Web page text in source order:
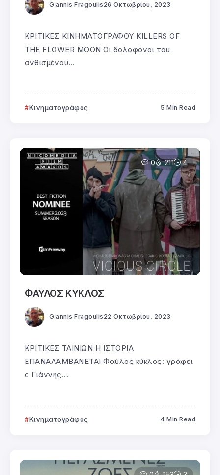
Giannis Fragoulis 26 Οκτωβρίου, 2023
ΚΡΙΤΙΚΕΣ ΚΙΝΗΜΑΤΟΓΡΑΦΟΥ KILLERS OF
THE FLOWER MOON Οι δολοφόνοι του
ανθισμένου...
Κινηματογράφος 5 Min Read
0 211 4
ΦΑΥΛΟΣ ΚΥΚΛΟΣ
Giannis Fragoulis 22 Οκτωβρίου, 2023
ΚΡΙΤΙΚΕΣ ΤΑΙΝΙΩΝ Η ΙΣΤΟΡΙΑ
ΕΠΑΝΑΛΑΜΒΑΝΕΤΑΙ Φαύλος κύκλος: γράφει
ο Γιάννης...
Κινηματογράφος 4 Min Read